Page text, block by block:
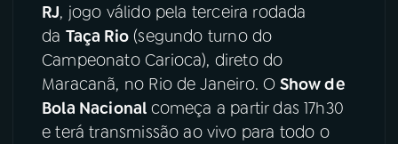
ACOMPANHE A RÁDIO NACIONAL
YouTube Facebook
Instagram X
RJ, jogo válido pela terceira rodada
da Taça Rio (segundo turno do
Campeonato Carioca), direto do
Maracanã, no Rio de Janeiro. O Show de
Bola Nacional começa a partir das 17h30
e terá transmissão ao vivo para todo o